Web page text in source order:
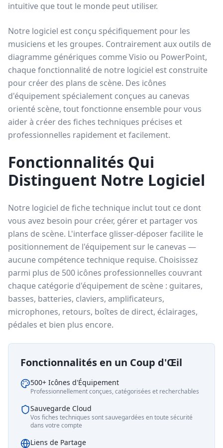
intuitive que tout le monde peut utiliser.
Notre logiciel est conçu spécifiquement pour les
musiciens et les groupes. Contrairement aux outils de
diagramme génériques comme Visio ou PowerPoint,
chaque fonctionnalité de notre logiciel est construite
pour créer des plans de scène. Des icônes
d'équipement spécialement conçues au canevas
orienté scène, tout fonctionne ensemble pour vous
aider à créer des fiches techniques précises et
professionnelles rapidement et facilement.
Fonctionnalités Qui
Distinguent Notre Logiciel
Notre logiciel de fiche technique inclut tout ce dont
vous avez besoin pour créer, gérer et partager vos
plans de scène. L'interface glisser-déposer facilite le
positionnement de l'équipement sur le canevas —
aucune compétence technique requise. Choisissez
parmi plus de 500 icônes professionnelles couvrant
chaque catégorie d'équipement de scène : guitares,
basses, batteries, claviers, amplificateurs,
microphones, retours, boîtes de direct, éclairages,
pédales et bien plus encore.
Fonctionnalités en un Coup d'Œil
500+ Icônes d'Équipement
Professionnellement conçues, catégorisées et recherchables
Sauvegarde Cloud
Vos fiches techniques sont sauvegardées en toute sécurité
dans votre compte
Liens de Partage